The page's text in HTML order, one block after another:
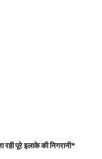
पूरे इलाके की निगरानी*